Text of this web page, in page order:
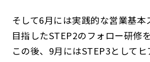
そして6月には実践的な営業基本
目指したSTEP2のフォロー研修
この後、9月にはSTEP3として